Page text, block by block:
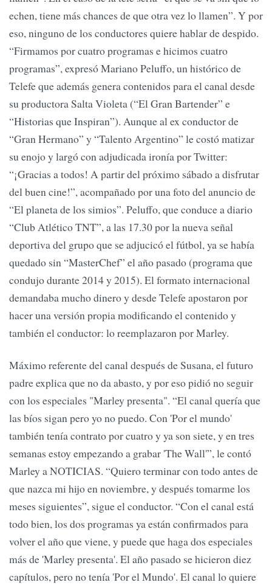
echen, tiene más chances de que otra vez lo llamen”. Y por
eso, ninguno de los conductores quiere hablar de despido.
“Firmamos por cuatro programas e hicimos cuatro
programas”, expresó Mariano Peluffo, un histórico de
Telefe que además genera contenidos para el canal desde
su productora Salta Violeta (“El Gran Bartender” e
“Historias que Inspiran”). Aunque al ex conductor de
“Gran Hermano” y “Talento Argentino” le costó matizar
su enojo y largó con adjudicada ironía por Twitter:
“¡Gracias a todos! A partir del próximo sábado a disfrutar
del buen cine!”, acompañado por una foto del anuncio de
“El planeta de los simios”. Peluffo, que conduce a diario
“Club Atlético TNT”, a las 17.30 por la nueva señal
deportiva del grupo que se adjucicó el fútbol, ya se había
quedado sin “MasterChef” el año pasado (programa que
condujo durante 2014 y 2015). El formato internacional
demandaba mucho dinero y desde Telefe apostaron por
hacer una versión propia modificando el contenido y
también el conductor: lo reemplazaron por Marley.
Máximo referente del canal después de Susana, el futuro
padre explica que no da abasto, y por eso pidió no seguir
con los especiales "Marley presenta". “El canal quería que
las bíos sigan pero yo no puedo. Con 'Por el mundo'
también tenía contrato por cuatro y ya son siete, y en tres
semanas estoy empezando a grabar 'The Wall'”, le contó
Marley a NOTICIAS. “Quiero terminar con todo antes de
que nazca mi hijo en noviembre, y después tomarme los
meses siguientes”, sigue el conductor. “Con el canal está
todo bien, los dos programas ya están confirmados para
volver el año que viene, y puede que haga dos especiales
más de 'Marley presenta'. El año pasado se hicieron diez
capítulos, pero no tenía 'Por el Mundo'. El canal lo quiere